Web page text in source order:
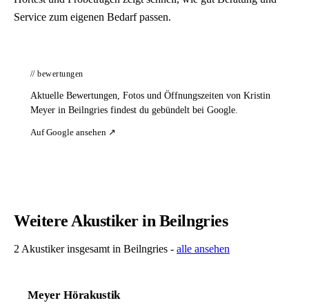
Service zum eigenen Bedarf passen.
// bewertungen
Aktuelle Bewertungen, Fotos und Öffnungszeiten von Kristin
Meyer in Beilngries findest du gebündelt bei Google.
Auf Google ansehen ↗
Weitere Akustiker in Beilngries
2 Akustiker insgesamt in Beilngries - alle ansehen
Meyer Hörakustik